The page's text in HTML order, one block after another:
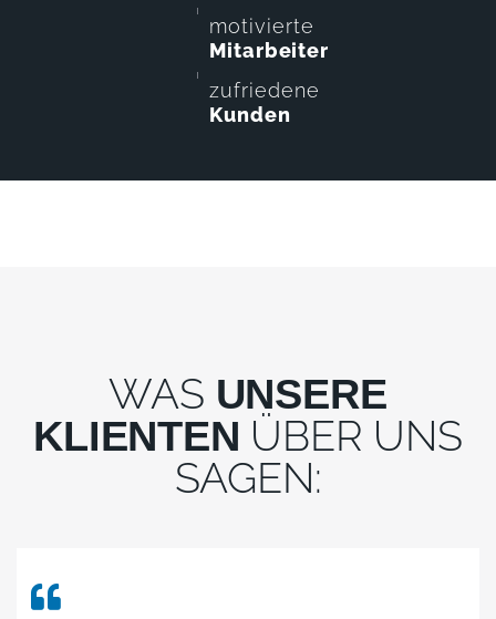
motivierte
Mitarbeiter
zufriedene
Kunden
WAS UNSERE
KLIENTEN ÜBER UNS
SAGEN: